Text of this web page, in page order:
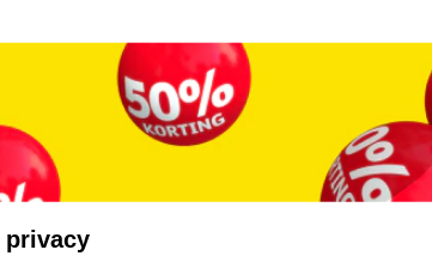
te blijven
Kruidvat fotokiosk
In de winkel vind je een
geheugenkaartje, jouw
privacy